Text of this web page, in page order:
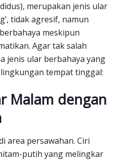
merupakan jenis ular
tidak agresif, namun
meskipun
Agar tak salah
jenis ular berbahaya yang
tempat tinggal:
Malam dengan
area persawahan. Ciri
putih yang melingkar